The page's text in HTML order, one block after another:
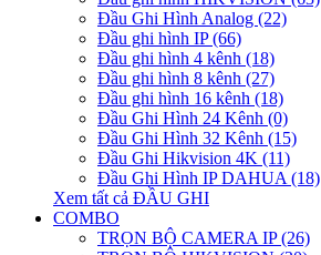
Đầu Ghi Hình Analog (22)
Đầu ghi hình IP (66)
Đầu ghi hình 4 kênh (18)
Đầu ghi hình 8 kênh (27)
Đầu ghi hình 16 kênh (18)
Đầu Ghi Hình 24 Kênh (0)
Đầu Ghi Hình 32 Kênh (15)
Đầu Ghi Hikvision 4K (11)
Đầu Ghi Hình IP DAHUA (18)
Xem tất cả ĐẦU GHI
COMBO
TRỌN BỘ CAMERA IP (26)